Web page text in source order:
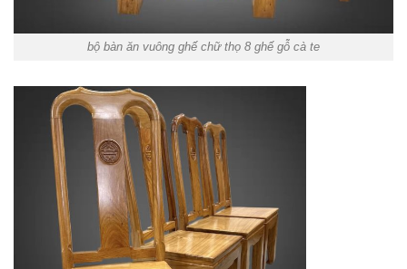
bộ bàn ăn vuông ghế chữ thọ 8 ghế gỗ cà te